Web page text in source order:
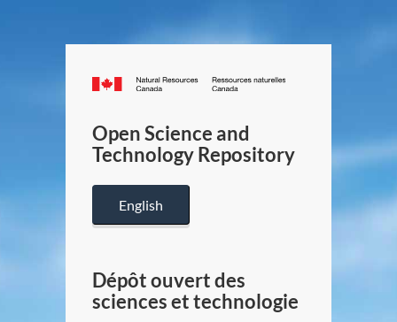
Canada.ca
/
Canada
Open Science and
Technology Repository
English
Dépôt ouvert des
sciences et technologie